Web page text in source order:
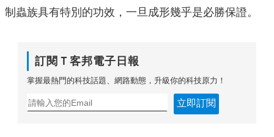
制蟲族具有特別的功效，一旦成形幾乎是必勝保證。
訂閱Ｔ客邦電子日報
掌握最熱門的科技話題、網路動態，升級你的科技原力！
立即訂閱